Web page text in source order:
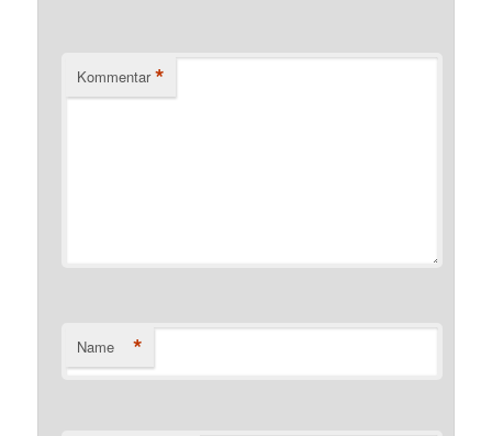
Kommentar *
Name *